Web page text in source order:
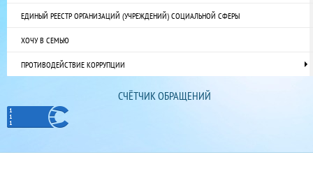
ЕДИНЫЙ РЕЕСТР ОРГАНИЗАЦИЙ (УЧРЕЖДЕНИЙ) СОЦИАЛЬНОЙ СФЕРЫ
ХОЧУ В СЕМЬЮ
ПРОТИВОДЕЙСТВИЕ КОРРУПЦИИ
СЧЁТЧИК ОБРАЩЕНИЙ